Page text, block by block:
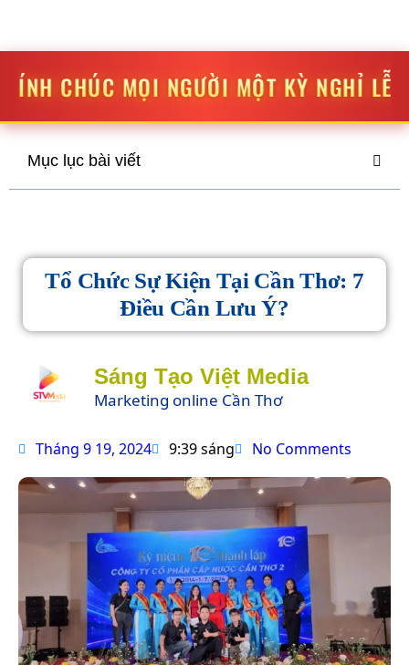
MỘT KỲ NGHỈ LỄ THẬT VUI VẺ VÀ Ý
Mục lục bài viết
Tổ Chức Sự Kiện Tại Cần Thơ: 7
Điều Cần Lưu Ý?
Sáng Tạo Việt Media
Marketing online Cần Thơ
Tháng 9 19, 2024 9:39 sáng No Comments